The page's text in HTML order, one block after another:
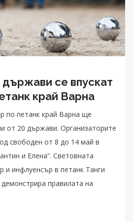
се впускат
край Варна
по петанк край Варна ще
от 20 държави. Организаторите
свободен от 8 до 14 май в
и Елена“. Световната
и инфлуенсър в петанк Танги
правилата на